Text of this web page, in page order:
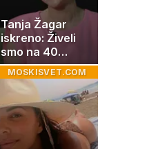
Tanja Žagar
iskreno: Živeli
smo na 40
kvadratih, a
imela sem vse,
kar otrok
potrebuje
MOSKISVET.COM